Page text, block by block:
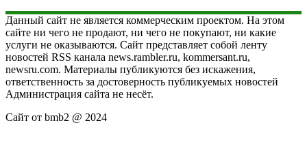
Данный сайт не является коммерческим проектом. На этом
сайте ни чего не продают, ни чего не покупают, ни какие
услуги не оказываются. Сайт представляет собой ленту
новостей RSS канала news.rambler.ru, kommersant.ru,
newsru.com. Материалы публикуются без искажения,
ответственность за достоверность публикуемых новостей
Администрация сайта не несёт.
Сайт от bmb2 @ 2024